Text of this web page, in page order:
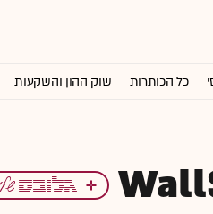
כל הכותרות שוק ההון והשקעות